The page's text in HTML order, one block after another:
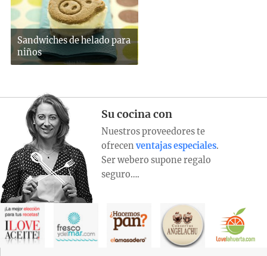
Sandwiches de helado para
niños
Su cocina con
Nuestros proveedores te
ofrecen ventajas especiales.
Ser webero supone regalo
seguro….